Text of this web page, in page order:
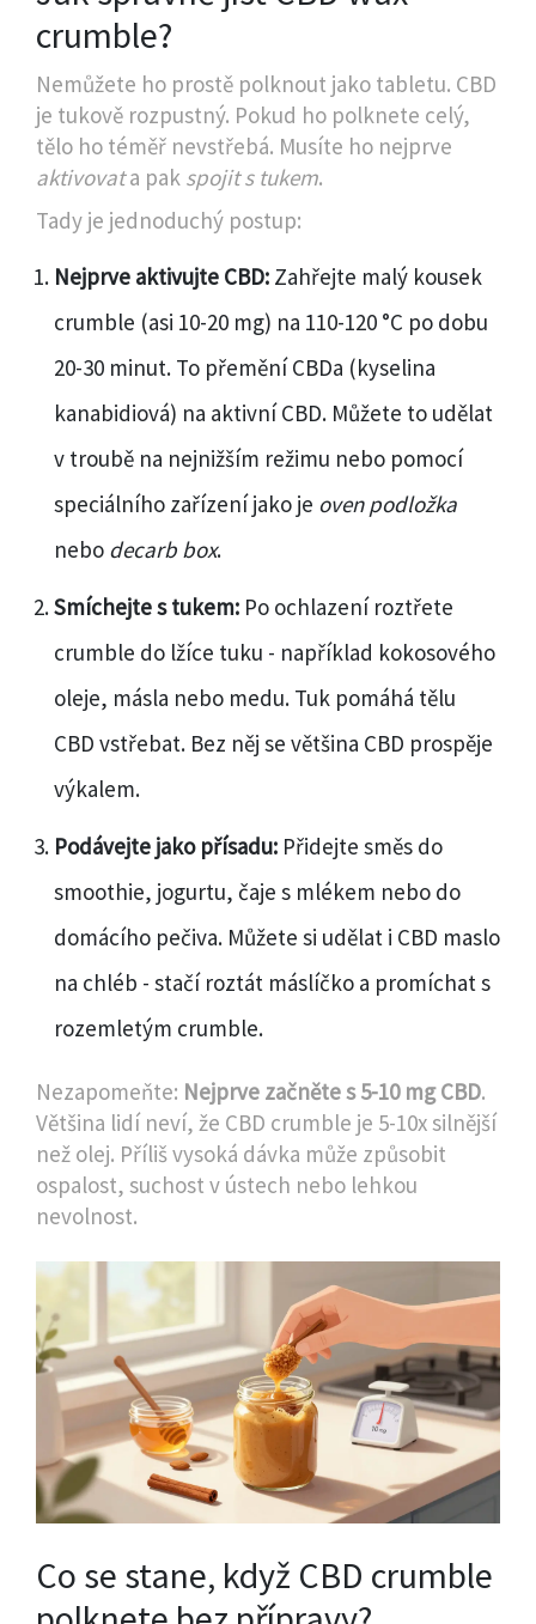
crumble?
Nemůžete ho prostě polknout jako tabletu. CBD
je tukově rozpustný. Pokud ho polknete celý,
tělo ho téměř nevstřebá. Musíte ho nejprve
aktivovata pak spojit s tukem.
Tady je jednoduchý postup:
Nejprve aktivujte CBD: Zahřejte malý kousek
crumble (asi 10-20 mg) na 110-120 °C po dobu
20-30 minut. To přemění CBDa (kyselina
kanabidiová) na aktivní CBD. Můžete to udělat
v troubě na nejnižším režimu nebo pomocí
speciálního zařízení jako je oven podložka
nebo decarb box.
Smíchejte s tukem: Po ochlazení roztřete
crumble do lžíce tuku - například kokosového
oleje, másla nebo medu. Tuk pomáhá tělu
CBD vstřebat. Bez něj se většina CBD prospěje
výkalem.
Podávejte jako přísadu: Přidejte směs do
smoothie, jogurtu, čaje s mlékem nebo do
domácího pečiva. Můžete si udělat i CBD maslo
na chléb - stačí roztát máslíčko a promíchat s
rozemletým crumble.
Nezapomeňte: Nejprve začněte s 5-10 mg CBD.
Většina lidí neví, že CBD crumble je 5-10x silnější
než olej. Příliš vysoká dávka může způsobit
ospalost, suchost v ústech nebo lehkou
nevolnost.
Co se stane, když CBD crumble